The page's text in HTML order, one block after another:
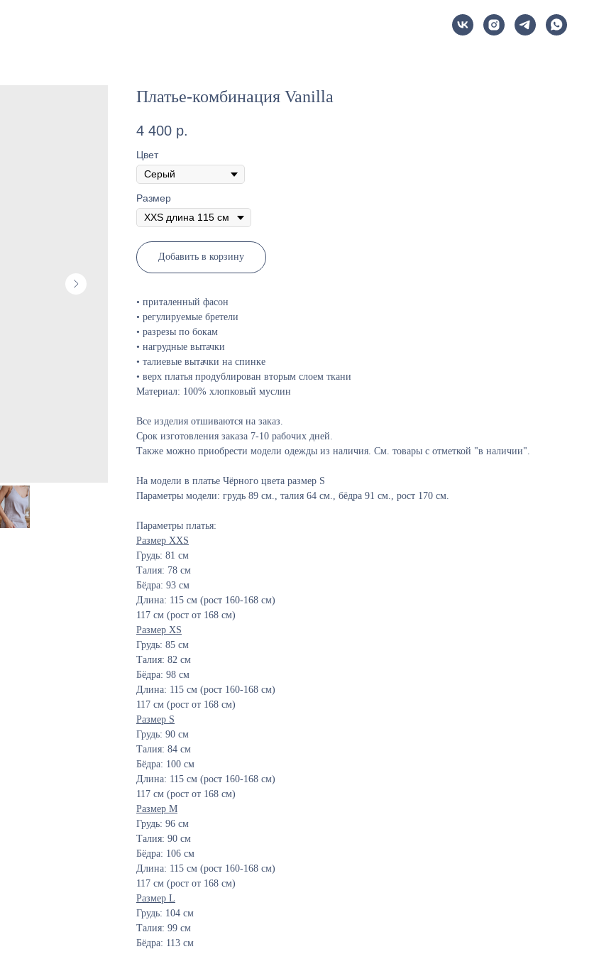
Платье-комбинация Vanilla
4 400 р.
Цвет
Размер
Добавить в корзину
• приталенный фасон
• регулируемые бретели
• разрезы по бокам
• нагрудные вытачки
• талиевые вытачки на спинке
• верх платья продублирован вторым слоем ткани
Материал: 100% хлопковый муслин
Все изделия отшиваются на заказ.
Срок изготовления заказа 7-10 рабочих дней.
Также можно приобрести модели одежды из наличия. См. товары с отметкой "в наличии".
На модели в платье Чёрного цвета размер S
Параметры модели: грудь 89 см., талия 64 см., бёдра 91 см., рост 170 см.
Параметры платья:
Размер XXS
Грудь: 81 см
Талия: 78 см
Бёдра: 93 см
Длина: 115 см (рост 160-168 см)
117 см (рост от 168 см)
Размер XS
Грудь: 85 см
Талия: 82 см
Бёдра: 98 см
Длина: 115 см (рост 160-168 см)
117 см (рост от 168 см)
Размер S
Грудь: 90 см
Талия: 84 см
Бёдра: 100 см
Длина: 115 см (рост 160-168 см)
117 см (рост от 168 см)
Размер M
Грудь: 96 см
Талия: 90 см
Бёдра: 106 см
Длина: 115 см (рост 160-168 см)
117 см (рост от 168 см)
Размер L
Грудь: 104 см
Талия: 99 см
Бёдра: 113 см